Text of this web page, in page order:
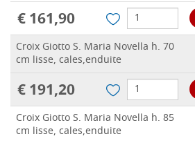
€ 161,90
Croix Giotto S. Maria Novella h. 70
cm lisse, cales,enduite
€ 191,20
Croix Giotto S. Maria Novella h. 85
cm lisse, cales,enduite